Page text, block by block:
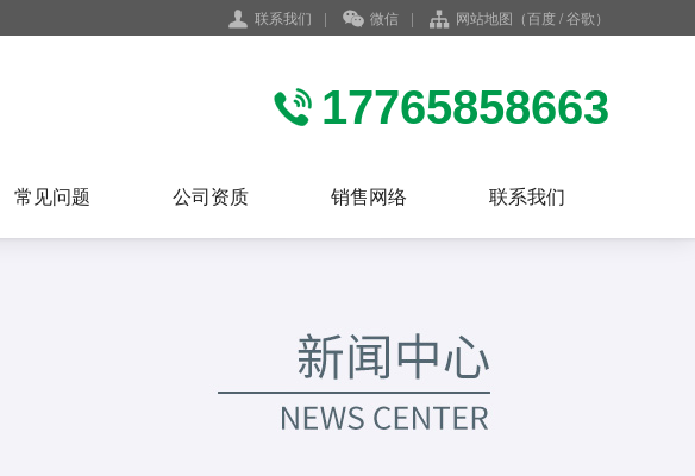
联系我们 | 微信 | 网站地图 （百度/谷歌）
17765858663
常见问题 公司资质 销售网络 联系我们